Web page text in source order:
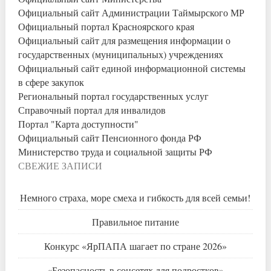
Официальный сайт Администрации Таймырского МР
Официальный портал Красноярского края
Официальный сайт для размещения информации о
государственных (муниципальных) учреждениях
Официальный сайт единой информационной системы
в сфере закупок
Региональный портал государственных услуг
Справочный портал для инвалидов
Портал "Карта доступности"
Официальный сайт Пенсионного фонда РФ
Министерство труда и социальной защиты РФ
СВЕЖИЕ ЗАПИСИ
Немного страха, море смеха и гибкость для всей семьи!
Правильное питание
Конкурс «ЯрПАПА шагает по стране 2026»